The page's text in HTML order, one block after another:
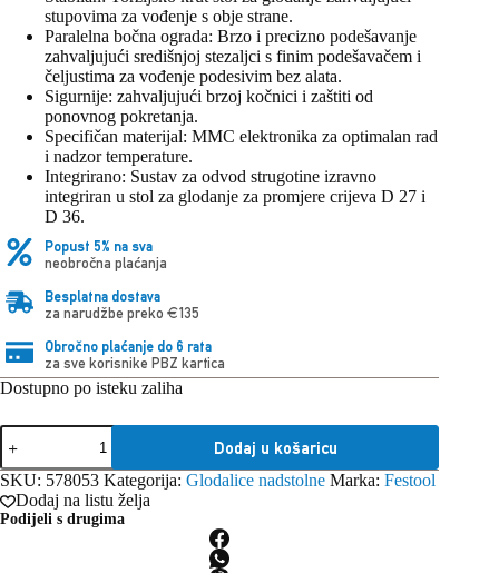
stupovima za vođenje s obje strane.
Paralelna bočna ograda: Brzo i precizno podešavanje
zahvaljujući središnjoj stezaljci s finim podešavačem i
čeljustima za vođenje podesivim bez alata.
Sigurnije: zahvaljujući brzoj kočnici i zaštiti od
ponovnog pokretanja.
Specifičan materijal: MMC elektronika za optimalan rad
i nadzor temperature.
Integrirano: Sustav za odvod strugotine izravno
integriran u stol za glodanje za promjere crijeva D 27 i
D 36.
Popust 5% na sva
neobročna plaćanja
Besplatna dostava
za narudžbe preko €135
Obročno plaćanje do 6 rata
za sve korisnike PBZ kartica
Dostupno po isteku zaliha
Festool
Glodalica
OF
1010
REBQ-
FS-
Dodaj u košaricu
SKU: 578053 Kategorija: Glodalice nadstolne Marka: Festool
Dodaj na listu želja
Podijeli s drugima